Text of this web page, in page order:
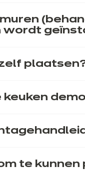
wordt
zelf
keuken
te